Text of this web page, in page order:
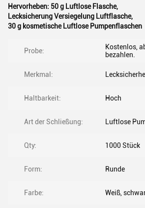
Hervorheben: 50 g Luftlose Flasche,
Lecksicherung Versiegelung Luftflasche,
30 g kosmetische Luftlose Pumpenflaschen
Probe:
Kostenlos,
bezahlen.
Merkmal:
Haltbarkeit: Hoch
Art der Schließung: Luftlose
Qty: 1000 Stück
Form: Runde
Farbe: Weiß,